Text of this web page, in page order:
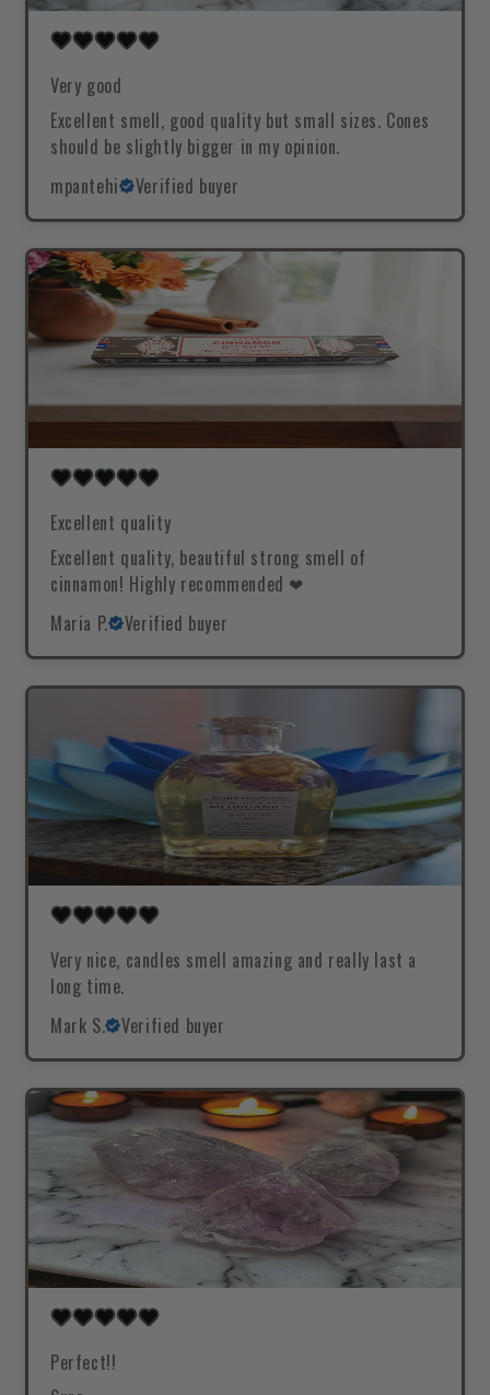
Very good
Excellent smell, good quality but small sizes. Cones
should be slightly bigger in my opinion.
mpantehi
Verified buyer
Excellent quality
Excellent quality, beautiful strong smell of
cinnamon! Highly recommended ❤
Maria P.
Verified buyer
Very nice, candles smell amazing and really last a
long time.
Mark S.
Verified buyer
Perfect!!